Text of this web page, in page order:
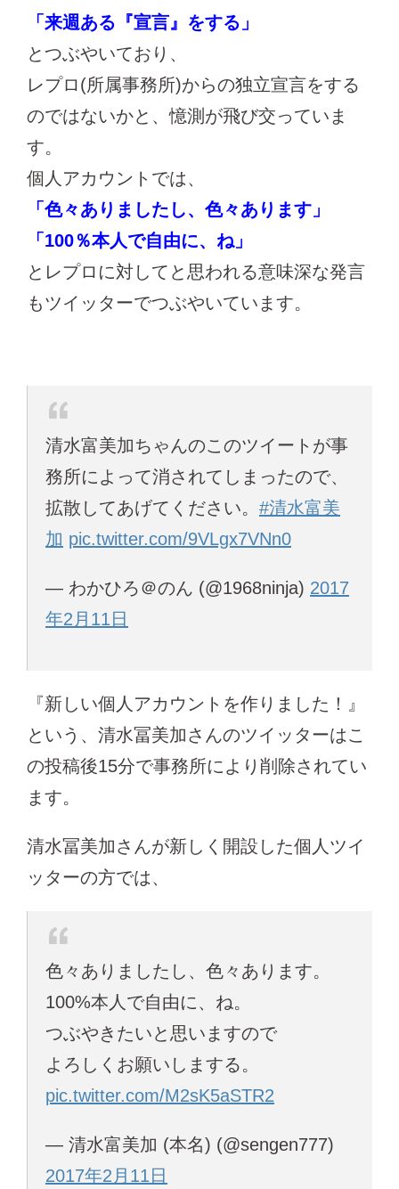
「来週ある『宣言』をする」
とつぶやいており、
レプロ(所属事務所)からの独立宣言をする
のではないかと、憶測が飛び交っていま
す。
個人アカウントでは、
「色々ありましたし、色々あります」
「100％本人で自由に、ね」
とレプロに対してと思われる意味深な発言
もツイッターでつぶやいています。
清水富美加ちゃんのこのツイートが事
務所によって消されてしまったので、
拡散してあげてください。 #清水富美
加 pic.twitter.com/9VLgx7VNn0
— わかひろ＠のん (@1968ninja) 2017
年2月11日
『新しい個人アカウントを作りました！』
という、清水冨美加さんのツイッターはこ
の投稿後15分で事務所により削除されてい
ます。
清水冨美加さんが新しく開設した個人ツイ
ッターの方では、
色々ありましたし、色々あります。
100%本人で自由に、ね。
つぶやきたいと思いますので
よろしくお願いしまする。
pic.twitter.com/M2sK5aSTR2
— 清水富美加 (本名) (@sengen777)
2017年2月11日